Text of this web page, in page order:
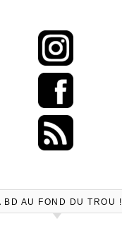
BD AU FOND DU TROU !